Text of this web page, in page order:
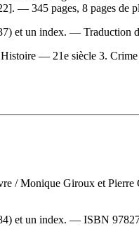
— 345 pages, 8 pages de
et un index. — Traduction
— 21e siècle 3.
/ Monique Giroux et
et un index. — ISBN